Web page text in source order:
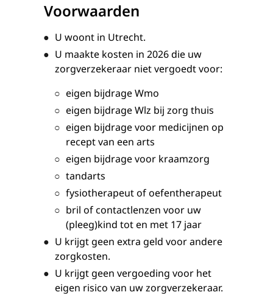
Voorwaarden
U woont in Utrecht.
U maakte kosten in 2026 die uw
zorgverzekeraar niet vergoedt voor:
eigen bijdrage Wmo
eigen bijdrage Wlz bij zorg thuis
eigen bijdrage voor medicijnen op
recept van een arts
eigen bijdrage voor kraamzorg
tandarts
fysiotherapeut of oefentherapeut
bril of contactlenzen voor uw
(pleeg)kind tot en met 17 jaar
U krijgt geen extra geld voor andere
zorgkosten.
U krijgt geen vergoeding voor het
eigen risico van uw zorgverzekeraar.